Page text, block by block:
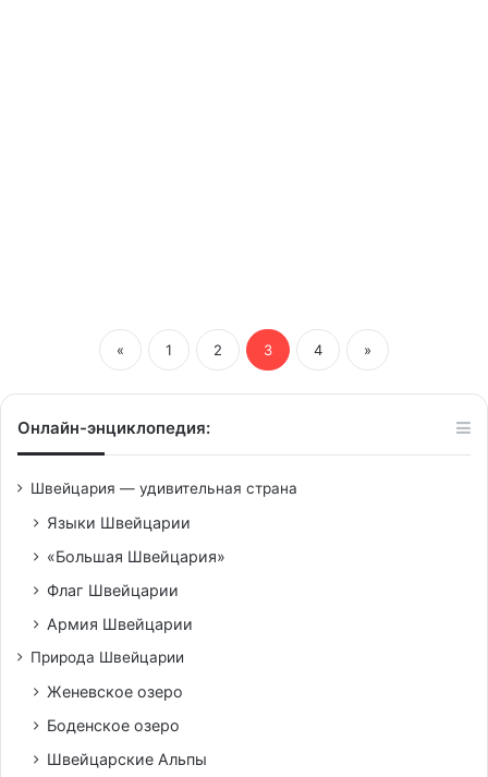
« 1 2 3 4 »
Онлайн-энциклопедия:
Швейцария — удивительная страна
Языки Швейцарии
«Большая Швейцария»
Флаг Швейцарии
Армия Швейцарии
Природа Швейцарии
Женевское озеро
Боденское озеро
Швейцарские Альпы